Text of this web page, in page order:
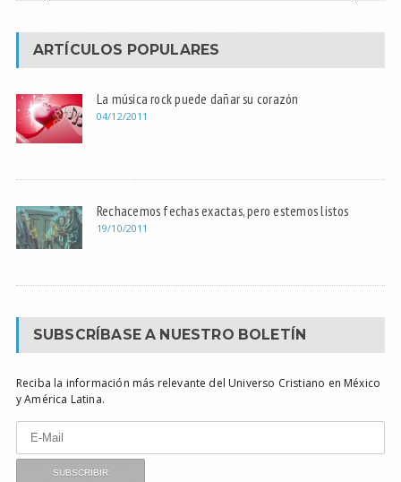
ARTÍCULOS POPULARES
La música rock puede dañar su corazón
04/12/2011
Rechacemos fechas exactas, pero estemos listos
19/10/2011
SUBSCRÍBASE A NUESTRO BOLETÍN
Reciba la información más relevante del Universo Cristiano en México
y América Latina.